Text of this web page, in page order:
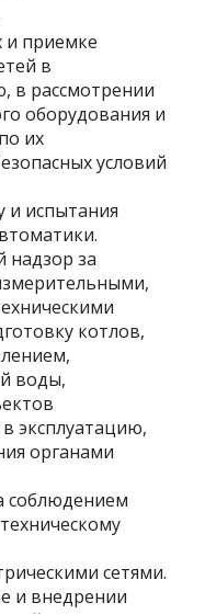
и приемке
в
в рассмотрении
оборудования и
их
условий
и испытания
надзор за
котлов,
воды,
эксплуатацию,
органами
соблюдением
сетями.
и внедрении